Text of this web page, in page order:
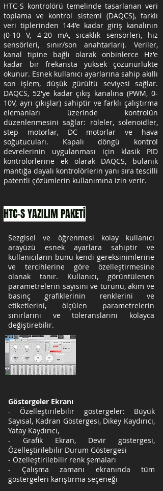
HTC-S kontrolörü temelinde tasarlanan veri
toplama ve kontrol sistemi (DAQCS), farklı
veri tiplerinden 144'e kadar giriş kanalının
(0-10 V, 4-20 mA, sıcaklık sensörleri, hız
sensörleri, sınır/son anahtarları). Veriler,
kanal tipine bağlı olarak onbinlerce Hz'e
kadar bir frekansta yüksek çözünürlükte
okunur. Esnek kullanıcı ayarlarına sahip akıllı
son işlem, düşük gürültü seviyesi sağlar.
DAQCS, 52'ye kadar çıkış kanalına (PWM, 0-
10V, ayrı çıkışlar) sahiptir ve farklı çalıştırma
elemanları üzerinde kontrolün
düzenlenmesini sağlar: röleler, solenoidler,
step motorlar, DC motorlar ve hava
soğutucuları. Kapalı döngü kontrol
devrelerinin uygulanması için klasik PID
kontrolörlerine ek olarak DAQCS, bulanık
mantığa dayalı kontrolörlerin yanı sıra tescilli
patentli çözümlerin kullanımına izin verir.
HTC-S YAZILIM PAKETİ
Sezgisel ve öğrenmesi kolay kullanıcı
arayüzü esnek ayarlara sahiptir ve
kullanıcıların bunu kendi gereksinimlerine
ve tercihlerine göre özelleştirmesine
olanak tanır. Kullanıcı, görüntülenen
parametrelerin sayısını ve türünü, akım ve
basınç grafiklerinin renklerini ve
etiketlerini, ölçülen parametrelerin
sınırlarını ve toleranslarını kolayca
değiştirebilir.
Göstergeler Ekranı
- Özelleştirilebilir göstergeler: Büyük
Sayısal, Kadran Göstergesi, Dikey Kaydırıcı,
Yatay Kaydırıcı,
- Grafik Ekran, Devir göstergesi,
Özelleştirilebilir Durum Göstergesi
- Özelleştirilebilir renk şemaları
- Çalışma zamanı ekranında tüm
göstergeleri karıştırma seçeneği